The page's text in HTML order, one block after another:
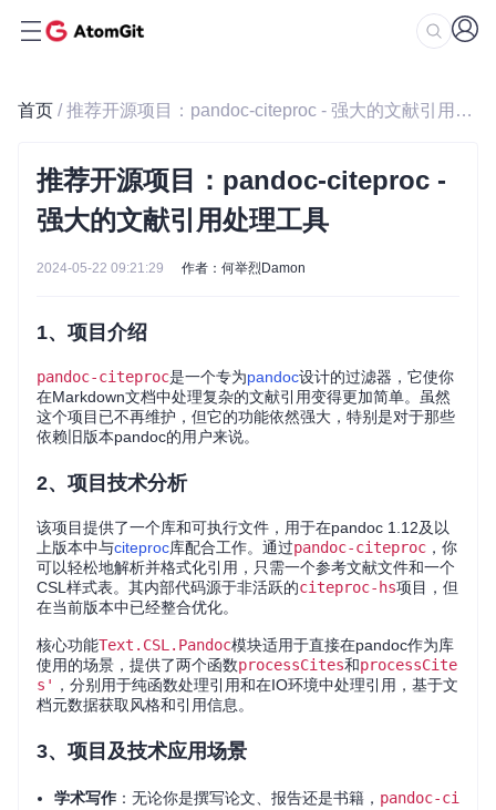
首页 / 推荐开源项目：pandoc-citeproc - 强大的文献引用处理工具
推荐开源项目：pandoc-citeproc -
强大的文献引用处理工具
2024-05-22 09:21:29 作者：何举烈Damon
1、项目介绍
pandoc-citeproc是一个专为pandoc设计的过滤器，它使你
在Markdown文档中处理复杂的文献引用变得更加简单。虽然
这个项目已不再维护，但它的功能依然强大，特别是对于那些
依赖旧版本pandoc的用户来说。
2、项目技术分析
该项目提供了一个库和可执行文件，用于在pandoc 1.12及以
上版本中与citeproc库配合工作。通过pandoc-citeproc ，你
可以轻松地解析并格式化引用，只需一个参考文献文件和一个
CSL样式表。其内部代码源于非活跃的citeproc-hs项目，但
在当前版本中已经整合优化。
核心功能Text.CSL.Pandoc模块适用于直接在pandoc作为库
使用的场景，提供了两个函数processCites和processCite
s' ，分别用于纯函数处理引用和在IO环境中处理引用，基于文
档元数据获取风格和引用信息。
3、项目及技术应用场景
学术写作 ：无论你是撰写论文、报告还是书籍， pandoc-ci